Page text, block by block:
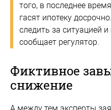
того, в последнее
гасят ипотеку
следить за ситуацией
сообщает регулятор.
Фиктивное
снижение